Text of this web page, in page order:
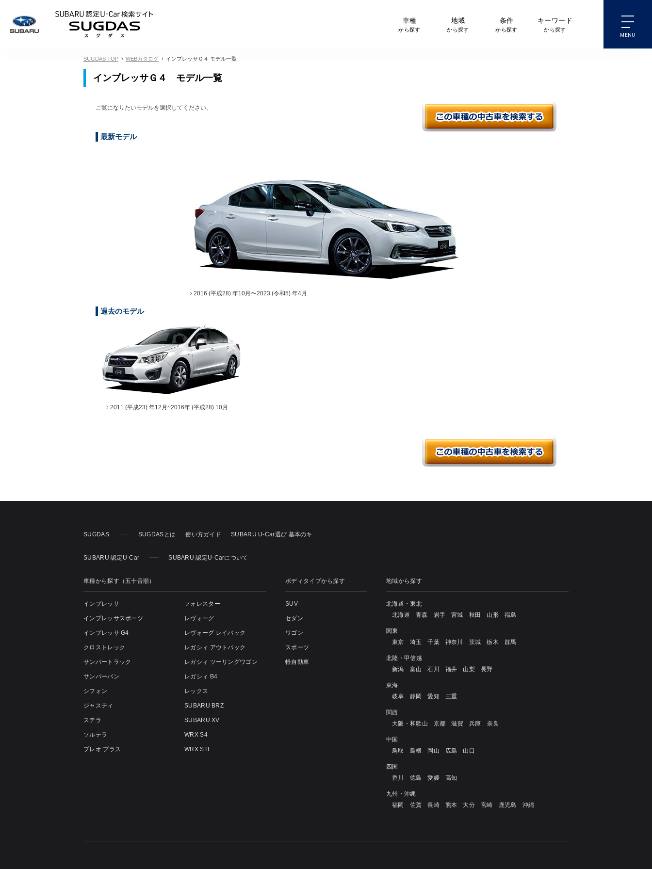
車種
から探す
地域
から探す
条件
から探す
キーワード
から探す
SUGDAS TOP WEBカタログ インプレッサＧ４ モデル一覧
インプレッサＧ４ モデル一覧
ご覧になりたいモデルを選択してください。
最新モデル
2016 (平成28) 年10月〜2023 (令和5) 年4月
過去のモデル
2011 (平成23) 年12月~2016年 (平成28) 10月
SUGDAS SUGDASとは 使い方ガイド SUBARU U-Car選び 基本のキ
SUBARU 認定U-Car SUBARU 認定U-Carについて
車種から探す（五十音順）
インプレッサ
インプレッサスポーツ
インプレッサ G4
クロストレック
サンバートラック
サンバーバン
シフォン
ジャスティ
ステラ
ソルテラ
プレオ プラス
フォレスター
レヴォーグ
レヴォーグ レイバック
レガシィ アウトバック
レガシィ ツーリングワゴン
レガシィ B4
レックス
SUBARU BRZ
SUBARU XV
WRX S4
WRX STI
ボディタイプから探す
SUV
セダン
ワゴン
スポーツ
軽自動車
地域から探す
北海道・東北
北海道
青森 岩手 宮城 秋田 山形 福島
関東
東京
埼玉 千葉 神奈川 茨城 栃木 群馬
北陸・甲信越
新潟
富山 石川 福井 山梨 長野
東海
岐阜
静岡 愛知 三重
関西
大阪・和歌山
京都 滋賀 兵庫 奈良
中国
鳥取
島根 岡山 広島 山口
四国
香川
徳島 愛媛 高知
九州・沖縄
福岡
佐賀 長崎 熊本 大分 宮崎 鹿児島 沖縄